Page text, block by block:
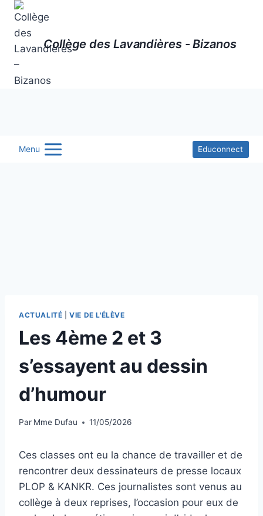
Aller
contenu
Collège des Lavandières - Bizanos
Menu Educonnect
ACTUALITÉ |VIE DE L'ÉLÈVE
Les 4ème 2 et 3
s’essayent au dessin
d’humour
Par Mme Dufau 11/05/2026
Ces classes ont eu la chance de travailler et de
rencontrer deux dessinateurs de presse locaux
PLOP & KANKR. Ces journalistes sont venus au
collège à deux reprises, l’occasion pour eux de